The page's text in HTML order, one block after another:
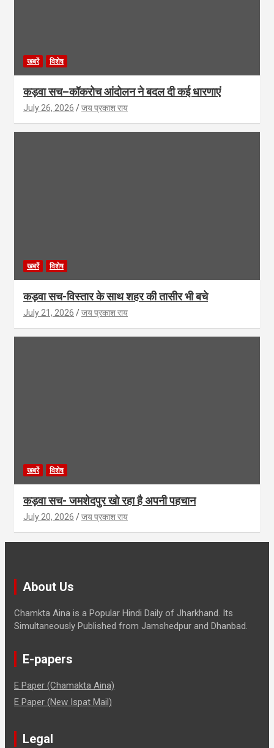
खबरें विशेष
कड़वा सच–कॉकरोच आंदोलन ने बदल दी कई धारणाएं
July 26, 2026 जय प्रकाश राय
खबरें विशेष
कड़वा सच-विस्तार के साथ शहर की तासीर भी बचे
July 21, 2026 जय प्रकाश राय
खबरें विशेष
कड़वा सच- जमशेदपुर खो रहा है अपनी पहचान
July 20, 2026 जय प्रकाश राय
About Us
Chamkta Aina is a Popular Hindi Daily of Jharkhand. Its
Simultaneously Published from Jamshedpur and Dhanbad.
E-papers
E Paper (Chamakta Aina)
E Paper (New Ispat Mail)
Legal